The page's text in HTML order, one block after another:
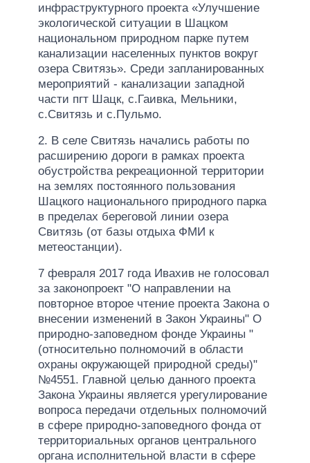
инфраструктурного проекта «Улучшение
экологической ситуации в Шацком
национальном природном парке путем
канализации населенных пунктов вокруг
озера Свитязь». Среди запланированных
мероприятий - канализации западной
части пгт Шацк, с.Гаивка, Мельники,
с.Свитязь и с.Пульмо.
2. В селе Свитязь начались работы по
расширению дороги в рамках проекта
обустройства рекреационной территории
на землях постоянного пользования
Шацкого национального природного парка
в пределах береговой линии озера
Свитязь (от базы отдыха ФМИ к
метеостанции).
7 февраля 2017 года Ивахив не голосовал
за законопроект "О направлении на
повторное второе чтение проекта Закона о
внесении изменений в Закон Украины" О
природно-заповедном фонде Украины "
(относительно полномочий в области
охраны окружающей природной среды)"
№4551. Главной целью данного проекта
Закона Украины является урегулирование
вопроса передачи отдельных полномочий
в сфере природно-заповедного фонда от
территориальных органов центрального
органа исполнительной власти в сфере